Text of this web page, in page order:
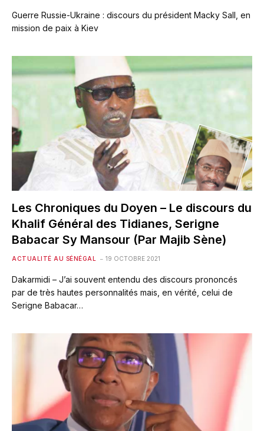
Guerre Russie-Ukraine : discours du président Macky Sall, en
mission de paix à Kiev
Les Chroniques du Doyen – Le discours du
Khalif Général des Tidianes, Serigne
Babacar Sy Mansour (Par Majib Sène)
ACTUALITÉ AU SÉNÉGAL 19 OCTOBRE 2021
Dakarmidi – J’ai souvent entendu des discours prononcés
par de très hautes personnalités mais, en vérité, celui de
Serigne Babacar…